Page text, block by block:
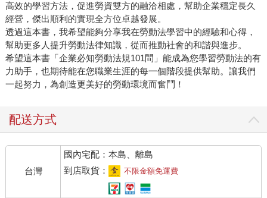
高效的學習方法，促進勞資雙方的融洽相處，幫助企業穩定長久
經營，傑出順利的實現全方位卓越發展。
透過這本書，我希望能夠分享我在勞動法學習中的經驗和心得，
幫助更多人提升勞動法律知識，從而推動社會的和諧與進步。
希望這本書「企業必知勞動法規101問」能成為您學習勞動法的有
力助手，也期待能在您職業生涯的每一個階段提供幫助。讓我們
一起努力，為創造更美好的勞動環境而奮鬥！
配送方式
台灣
國內宅配：本島、離島
到店取貨：
不限金額免運費